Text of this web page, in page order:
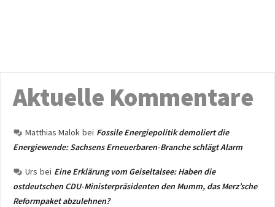
Aktuelle Kommentare
Matthias Malok bei Fossile Energiepolitik demoliert die
Energiewende: Sachsens Erneuerbaren-Branche schlägt Alarm
Urs bei Eine Erklärung vom Geiseltalsee: Haben die
ostdeutschen CDU-Ministerpräsidenten den Mumm, das Merz’sche
Reformpaket abzulehnen?